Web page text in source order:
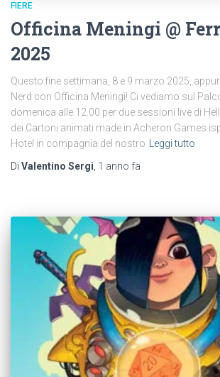
FIERE
Officina Meningi @
2025
Questo fine settimana, 8 e 9 marzo 2025,
Nerd con Officina Meningi! Ci vediamo sul
domenica alle 12.00 per due sessioni live di
dei Cartoni animati made in Acheron Games
Hotel in compagnia del nostro Leggi tutto
Di Valentino Sergi, 1 anno fa